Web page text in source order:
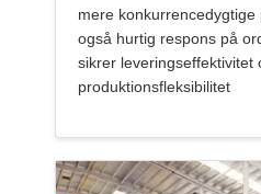
mere
også hurtig respons på
sikrer leveringseffektivitet
produktionsfleksibilitet